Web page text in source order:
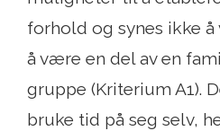
forhold og synes ikke
å være en del av en
gruppe (Kriterium A1).
bruke tid på seg selv,